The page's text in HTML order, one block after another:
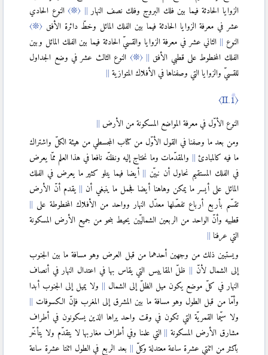
〈II.3〉
〈II.6〉
〈II.8〉
〈II.9〉
〈II.11〉
〈II.12〉
〈II.13〉
الزوايا الحادثة فيما بين فلك البروج وفلك نصف النهار
〈❊〉النوع الحادي
عشر في معرفة الزوايا الحادثة فيما بين الفلك المائل وخطّ دائرة الأفق 〈❊〉
النوع
الثاني عشر في معرفة الزوايا والقسيّ الحادثة فيما بين الفلك المائل وبين
الفلك المخطوط على قطبي الأفق
〈❊〉 النوع الثالث عشر في وضع الجداول
للقسيّ والزوايا التي وصفناها في الأفلاك المتوازية
〈II.1〉
النوع الأوّل في معرفة المواضع المسكونة من الأرض
ومن بعد ما وصفنا في القول الأوّل من كتاب المجسطي من هيئة الكلّ واشتراك
ما فيه كالمبادئ
والمقدّمات وما نختاج إليه ونظنّه نافعا في هذا العلم ممّا يعرض
في الفلك المستقيم نحاول أن نبيّن
أيضا فيما يتلو كثير ما يعرض في الفلك
المائل على أيسر ما يمكن وهاهنا أيضا فجمل ما ينبغي أن
يقدم أنّ الأرض
تقسّم بأربع أرباع تفصّلها معدّل النهار وواحد من الأفلاك المخطوطة على
قطبيه وأنّ الواحد من الربعين الشماليّين يحيط بنحو من جميع الأرض المسكونة
التي عرفنا
ويستبين ذلك من وجهين أحدهما من قبل العرض وهو مسافة ما بين الجنوب
إلى الشمال لأنّ
ظلّ المقاييس التي يقاس بها في اعتدال النهار في أنصاف
النهار في كلّ موضع يكون ميل الظلّ إلى الشمال
ولا يميل إلى الجنوب أبدا
وأمّا من قبل الطول وهو مسافة ما بين المشرق إلى المغرب فإنّ الكسوفات
ولا سيّما القمريّة التي تكون في وقت واحد يراها الذين يسكونون في أطراف
مشارق الأرض المسكونة
التي علمنا وفي أطراف مغاربها لا يتقدّم ولا يتأخّر
باكثر من اثنتي عشرة ساعة معتدلة وكلّ
بعد الربع في الطول اثنتا عشرة ساعة